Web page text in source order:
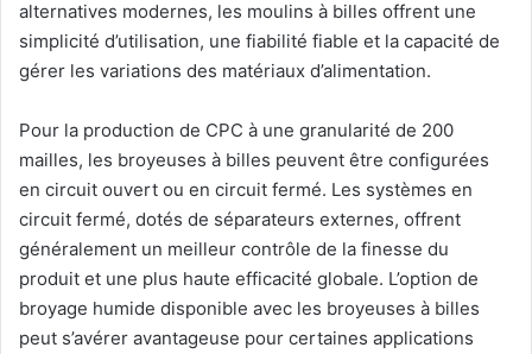
alternatives modernes, les moulins à billes offrent une
simplicité d’utilisation, une fiabilité fiable et la capacité de
gérer les variations des matériaux d’alimentation.
Pour la production de CPC à une granularité de 200
mailles, les broyeuses à billes peuvent être configurées
en circuit ouvert ou en circuit fermé. Les systèmes en
circuit fermé, dotés de séparateurs externes, offrent
généralement un meilleur contrôle de la finesse du
produit et une plus haute efficacité globale. L’option de
broyage humide disponible avec les broyeuses à billes
peut s’avérer avantageuse pour certaines applications